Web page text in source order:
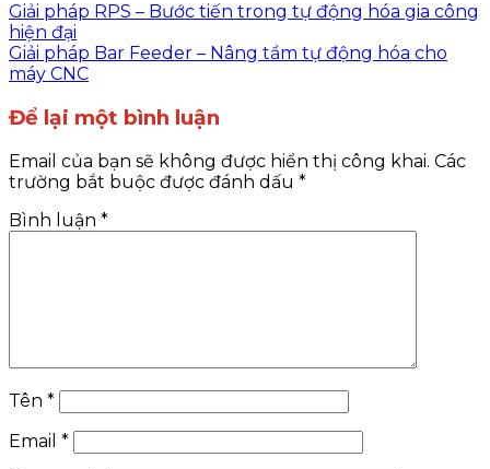
Giải pháp RPS – Bước tiến trong tự động hóa gia công
hiện đại
Giải pháp Bar Feeder​ – Nâng tầm tự động hóa cho
máy CNC
Để lại một bình luận
Email của bạn sẽ không được hiển thị công khai. Các
trường bắt buộc được đánh dấu *
Bình luận *
Tên *
Email *